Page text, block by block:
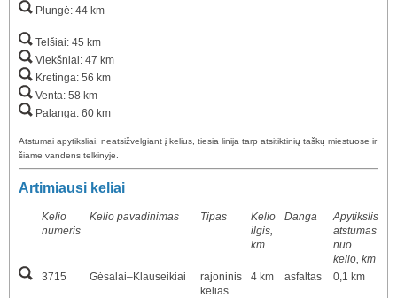
Plungė: 44 km
Telšiai: 45 km
Viekšniai: 47 km
Kretinga: 56 km
Venta: 58 km
Palanga: 60 km
Atstumai apytiksliai, neatsižvelgiant į kelius, tiesia linija tarp atsitiktinių taškų miestuose ir
šiame vandens telkinyje.
Artimiausi keliai
Kelio
numeris
Kelio pavadinimas Tipas
Kelio
ilgis,
km
Danga
Apytikslis
atstumas
nuo
kelio, km
3715
Gėsalai–Klauseikiai
rajoninis
kelias
4 km asfaltas 0,1 km